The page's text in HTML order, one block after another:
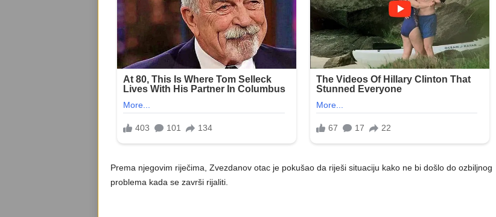
Prema njegovim riječima, Zvezdanov otac je pokušao da riješi situaciju kako ne bi došlo do ozbiljnog
problema kada se završi rijaliti.